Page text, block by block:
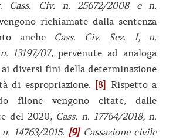
. Cass. Civ. n. 25672/2008 e n.
richiamate dalla sentenza
ancheCass. Civ. Sez. I, n.
13197/07, pervenute ad analoga
ai diversi fini della determinazione
di espropriazione. [8] Rispetto a
filone vengono citate, dalle
del 2020, Cass. n. 17764/2018, n.
14763/2015. [9]Cassazione civile